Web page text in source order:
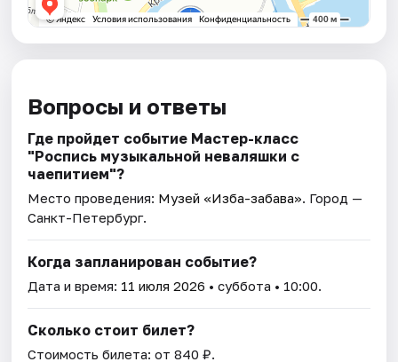
Вопросы и ответы
Где пройдет событие Мастер-класс
"Роспись музыкальной неваляшки с
чаепитием"?
Место проведения: Музей «Изба-забава». Город —
Санкт-Петербург.
Когда запланирован событие?
Дата и время: 11 июля 2026 • суббота • 10:00.
Сколько стоит билет?
Стоимость билета: от 840 ₽.